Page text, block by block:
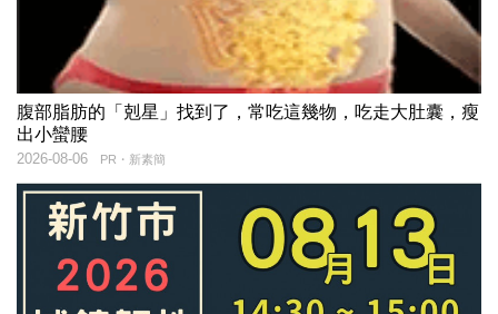
腹部脂肪的「剋星」找到了，常吃這幾物，吃走大肚囊，瘦
出小蠻腰
PR・新素簡
2026-08-06